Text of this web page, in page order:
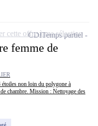
femme de
étoiles non loin du polygone à
chambre. Mission : Nettoyage des
CDITemps partiel
cette offre à ma sélection